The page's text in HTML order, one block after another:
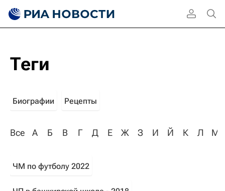
Теги
Биографии Рецепты
Все А Б В Г Д Е Ж З И Й К Л М
ЧМ по футболу 2022